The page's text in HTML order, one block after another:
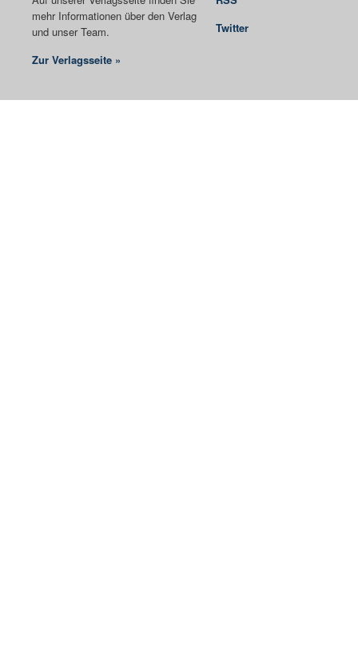
mehr Informationen über den Verlag
und unser Team.
Zur Verlagsseite »
Twitter